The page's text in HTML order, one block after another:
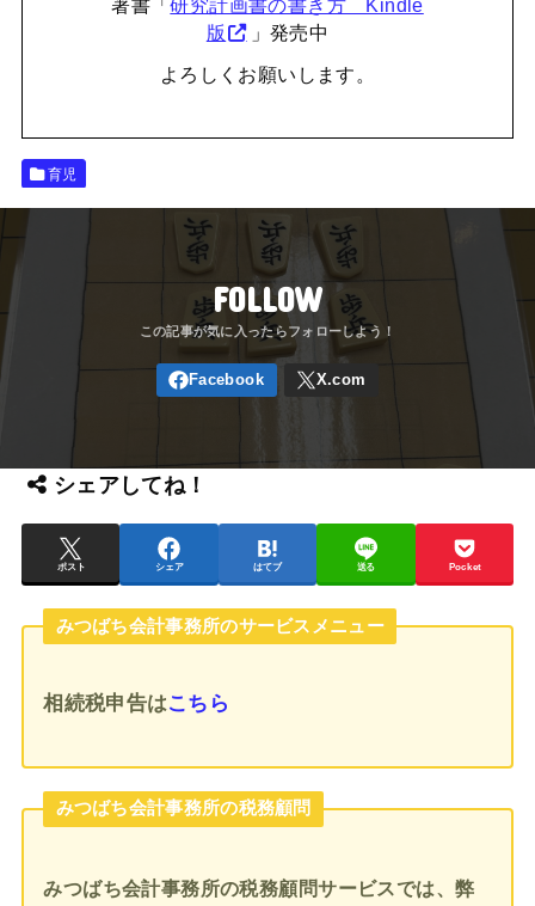
著書「研究計画書の書き方 Kindle
版
」発売中
よろしくお願いします。
育児
FOLLOW
シェアしてね！
ポスト シェア はてブ 送る Pocket
みつばち会計事務所のサービスメニュー
相続税申告はこちら
みつばち会計事務所の税務顧問
みつばち会計事務所の税務顧問サービスでは、弊